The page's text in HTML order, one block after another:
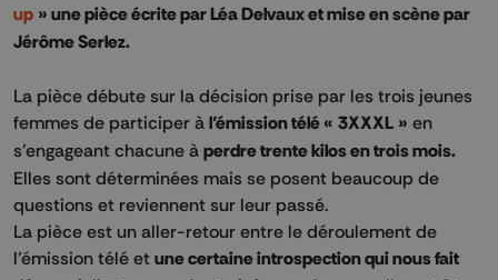
up » une pièce écrite par Léa Delvaux et mise en scène par
Jérôme Serlez.
La pièce débute sur la décision prise par les trois jeunes
femmes de participer à l’émission télé « 3XXXL » en
s’engageant chacune à perdre trente kilos en trois mois.
Elles sont déterminées mais se posent beaucoup de
questions et reviennent sur leur passé.
La pièce est un aller-retour entre le déroulement de
l’émission télé et une certaine introspection qui nous fait